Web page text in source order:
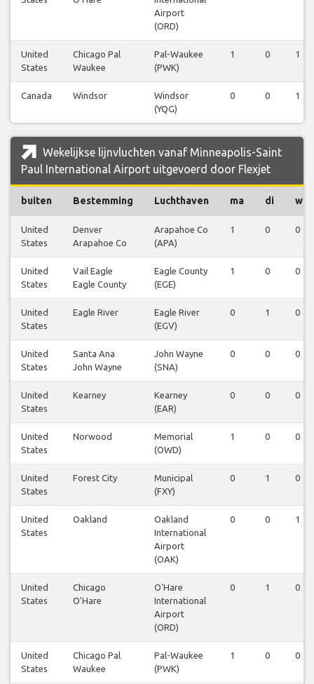
Airport
(ORD)
United
States
Chicago Pal
Waukee
Pal-Waukee
(PWK)
1 0 1
Canada Windsor
Windsor
(YQG)
0 0 1
Wekelijkse lijnvluchten vanaf Minneapolis-Saint
Paul International Airport uitgevoerd door Flexjet
buiten Bestemming Luchthaven ma di wo
United
States
Denver
Arapahoe Co
Arapahoe Co
(APA)
1 0 0
United
States
Vail Eagle
Eagle County
Eagle County
(EGE)
1 0 0
United
States
Eagle River
Eagle River
(EGV)
0 1 0
United
States
Santa Ana
John Wayne
John Wayne
(SNA)
0 0 0
United
States
Kearney
Kearney
(EAR)
0 0 0
United
States
Norwood
Memorial
(OWD)
1 0 0
United
States
Forest City
Municipal
(FXY)
0 1 0
United
States
Oakland
Oakland
International
Airport
(OAK)
0 0 1
United
States
Chicago
O'Hare
O'Hare
International
Airport
(ORD)
0 1 0
United
States
Chicago Pal
Waukee
Pal-Waukee
(PWK)
1 0 0